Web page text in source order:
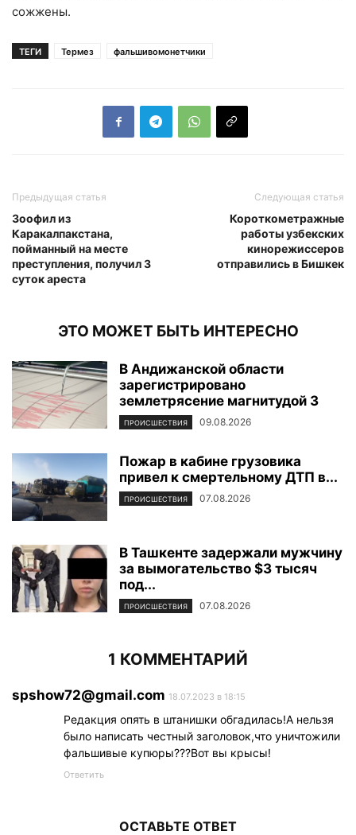
сожжены.
ТЕГИ Термез фальшивомонетчики
Предыдущая статья
Зоофил из
Каракалпакстана,
пойманный на месте
преступления, получил 3
суток ареста
Следующая статья
Короткометражные
работы узбекских
кинорежиссеров
отправились в Бишкек
ЭТО МОЖЕТ БЫТЬ ИНТЕРЕСНО
В Андижанской области
зарегистрировано
землетрясение магнитудой 3
ПРОИСШЕСТВИЯ 09.08.2026
Пожар в кабине грузовика
привел к смертельному ДТП в...
ПРОИСШЕСТВИЯ 07.08.2026
В Ташкенте задержали мужчину
за вымогательство $3 тысяч
под...
ПРОИСШЕСТВИЯ 07.08.2026
1 КОММЕНТАРИЙ
spshow72@gmail.com 18.07.2023 в 18:15
Редакция опять в штанишки обгадилась!А нельзя
было написать честный заголовок,что уничтожили
фальшивые купюры???Вот вы крысы!
Ответить
ОСТАВЬТЕ ОТВЕТ